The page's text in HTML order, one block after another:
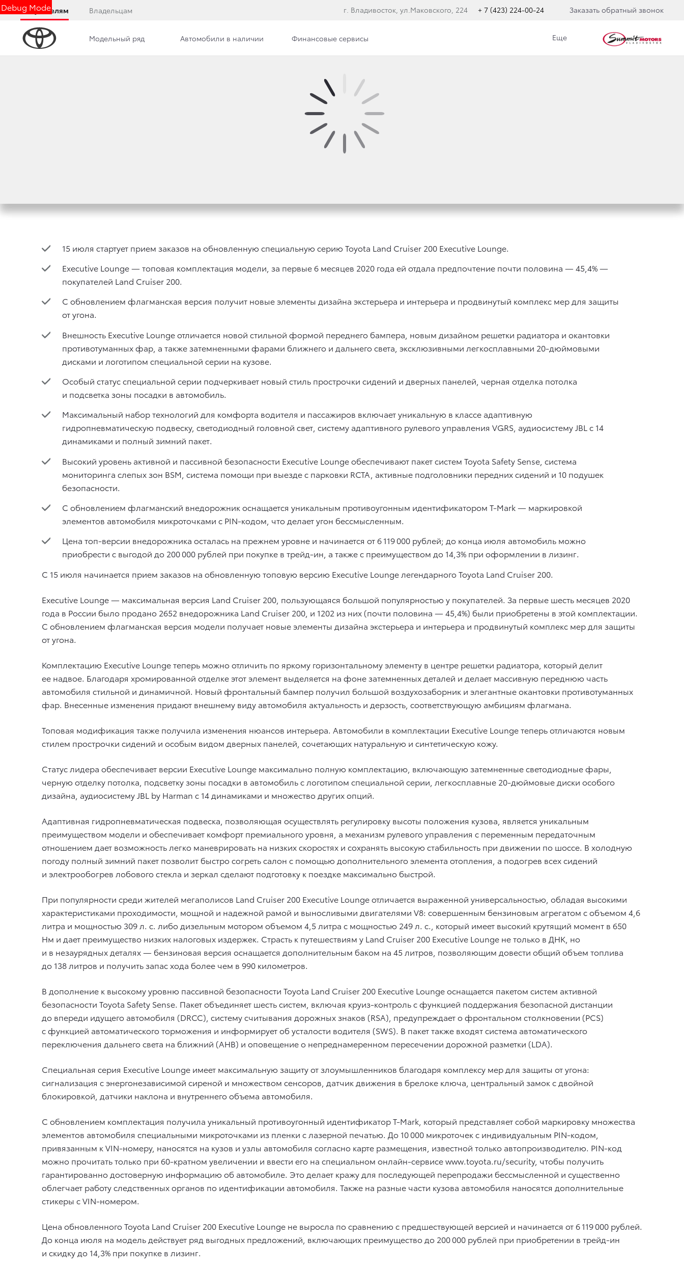
Debug Mode
Покупателям Владельцам г. Владивосток, ул.Маковского, 224 + 7 (423) 224-00-24 Заказать обратный звонок
Модельный ряд Автомобили в наличии Финансовые сервисы Еще
ОБНОВЛЕННАЯ ВЕРСИЯ TOYOTA LAND CRUISER 200
15 июля стартует прием заказов на обновленную специальную серию Toyota Land Cruiser 200 Executive Lounge.
Executive Lounge — топовая комплектация модели, за первые 6 месяцев 2020 года ей отдала предпочтение почти половина — 45,4% —
покупателей Land Cruiser 200.
С обновлением флагманская версия получит новые элементы дизайна экстерьера и интерьера и продвинутый комплекс мер для защиты
от угона.
Внешность Executive Lounge отличается новой стильной формой переднего бампера, новым дизайном решетки радиатора и окантовки
противотуманных фар, а также затемненными фарами ближнего и дальнего света, эксклюзивными легкосплавными 20-дюймовыми
дисками и логотипом специальной серии на кузове.
Особый статус специальной серии подчеркивает новый стиль прострочки сидений и дверных панелей, черная отделка потолка
и подсветка зоны посадки в автомобиль.
Максимальный набор технологий для комфорта водителя и пассажиров включает уникальную в классе адаптивную
гидропневматическую подвеску, светодиодный головной свет, систему адаптивного рулевого управления VGRS, аудиосистему JBL с 14
динамиками и полный зимний пакет.
Высокий уровень активной и пассивной безопасности Executive Lounge обеспечивают пакет систем Toyota Safety Sense, система
мониторинга слепых зон BSM, система помощи при выезде с парковки RCTA, активные подголовники передних сидений и 10 подушек
безопасности.
С обновлением флагманский внедорожник оснащается уникальным противоугонным идентификатором T-Mark — маркировкой
элементов автомобиля микроточками с PIN-кодом, что делает угон бессмысленным.
Цена топ-версии внедорожника осталась на прежнем уровне и начинается от 6 119 000 рублей; до конца июля автомобиль можно
приобрести с выгодой до 200 000 рублей при покупке в трейд-ин, а также с преимуществом до 14,3% при оформлении в лизинг.
C 15 июля начинается прием заказов на обновленную топовую версию Executive Lounge легендарного Toyota Land Cruiser 200.
Executive Lounge — максимальная версия Land Cruiser 200, пользующаяся большой популярностью у покупателей. За первые шесть месяцев 2020
года в России было продано 2652 внедорожника Land Cruiser 200, и 1202 из них (почти половина — 45,4%) были приобретены в этой комплектации.
С обновлением флагманская версия модели получает новые элементы дизайна экстерьера и интерьера и продвинутый комплекс мер для защиты
от угона.
Комплектацию Executive Lounge теперь можно отличить по яркому горизонтальному элементу в центре решетки радиатора, который делит
ее надвое. Благодаря хромированной отделке этот элемент выделяется на фоне затемненных деталей и делает массивную переднюю часть
автомобиля стильной и динамичной. Новый фронтальный бампер получил большой воздухозаборник и элегантные окантовки противотуманных
фар. Внесенные изменения придают внешнему виду автомобиля актуальность и дерзость, соответствующую амбициям флагмана.
Топовая модификация также получила изменения нюансов интерьера. Автомобили в комплектации Executive Lounge теперь отличаются новым
стилем прострочки сидений и особым видом дверных панелей, сочетающих натуральную и синтетическую кожу.
Статус лидера обеспечивает версии Executive Lounge максимально полную комплектацию, включающую затемненные светодиодные фары,
черную отделку потолка, подсветку зоны посадки в автомобиль с логотипом специальной серии, легкосплавные 20-дюймовые диски особого
дизайна, аудиосистему JBL by Harman c 14 динамиками и множество других опций.
Адаптивная гидропневматическая подвеска, позволяющая осуществлять регулировку высоты положения кузова, является уникальным
преимуществом модели и обеспечивает комфорт премиального уровня, а механизм рулевого управления с переменным передаточным
отношением дает возможность легко маневрировать на низких скоростях и сохранять высокую стабильность при движении по шоссе. В холодную
погоду полный зимний пакет позволит быстро согреть салон с помощью дополнительного элемента отопления, а подогрев всех сидений
и электрообогрев лобового стекла и зеркал сделают подготовку к поездке максимально быстрой.
При популярности среди жителей мегаполисов Land Cruiser 200 Executive Lounge отличается выраженной универсальностью, обладая высокими
характеристиками проходимости, мощной и надежной рамой и выносливыми двигателями V8: совершенным бензиновым агрегатом с объемом 4,6
литра и мощностью 309 л. с. либо дизельным мотором объемом 4,5 литра с мощностью 249 л. с., который имеет высокий крутящий момент в 650
Нм и дает преимущество низких налоговых издержек. Страсть к путешествиям у Land Cruiser 200 Executive Lounge не только в ДНК, но
и в незаурядных деталях — бензиновая версия оснащается дополнительным баком на 45 литров, позволяющим довести общий объем топлива
до 138 литров и получить запас хода более чем в 990 километров.
В дополнение к высокому уровню пассивной безопасности Toyota Land Cruiser 200 Executive Lounge оснащается пакетом систем активной
безопасности Toyota Safety Sense. Пакет объединяет шесть систем, включая круиз-контроль с функцией поддержания безопасной дистанции
до впереди идущего автомобиля (DRCC), систему считывания дорожных знаков (RSA), предупреждает о фронтальном столкновении (PCS)
с функцией автоматического торможения и информирует об усталости водителя (SWS). В пакет также входят система автоматического
переключения дальнего света на ближний (AHB) и оповещение о непреднамеренном пересечении дорожной разметки (LDA).
Специальная серия Executive Lounge имеет максимальную защиту от злоумышленников благодаря комплексу мер для защиты от угона:
сигнализация с энергонезависимой сиреной и множеством сенсоров, датчик движения в брелоке ключа, центральный замок с двойной
блокировкой, датчики наклона и внутреннего объема автомобиля.
С обновлением комплектация получила уникальный противоугонный идентификатор T-Mark, который представляет собой маркировку множества
элементов автомобиля специальными микроточками из пленки с лазерной печатью. До 10 000 микроточек с индивидуальным PIN-кодом,
привязанным к VIN-номеру, наносятся на кузов и узлы автомобиля согласно карте размещения, известной только автопроизводителю. PIN-код
можно прочитать только при 60-кратном увеличении и ввести его на специальном онлайн-сервисе www.toyota.ru/security, чтобы получить
гарантированно достоверную информацию об автомобиле. Это делает кражу для последующей перепродажи бессмысленной и существенно
облегчает работу следственных органов по идентификации автомобиля. Также на разные части кузова автомобиля наносятся дополнительные
стикеры с VIN-номером.
Цена обновленного Toyota Land Cruiser 200 Executive Lounge не выросла по сравнению с предшествующей версией и начинается от 6 119 000 рублей.
До конца июля на модель действует ряд выгодных предложений, включающих преимущество до 200 000 рублей при приобретении в трейд-ин
и скидку до 14,3% при покупке в лизинг.